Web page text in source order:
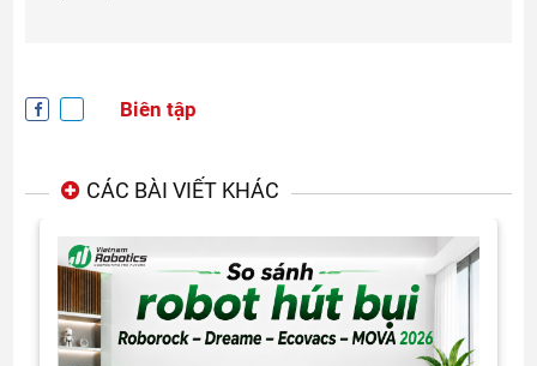
Biên tập
CÁC BÀI VIẾT KHÁC